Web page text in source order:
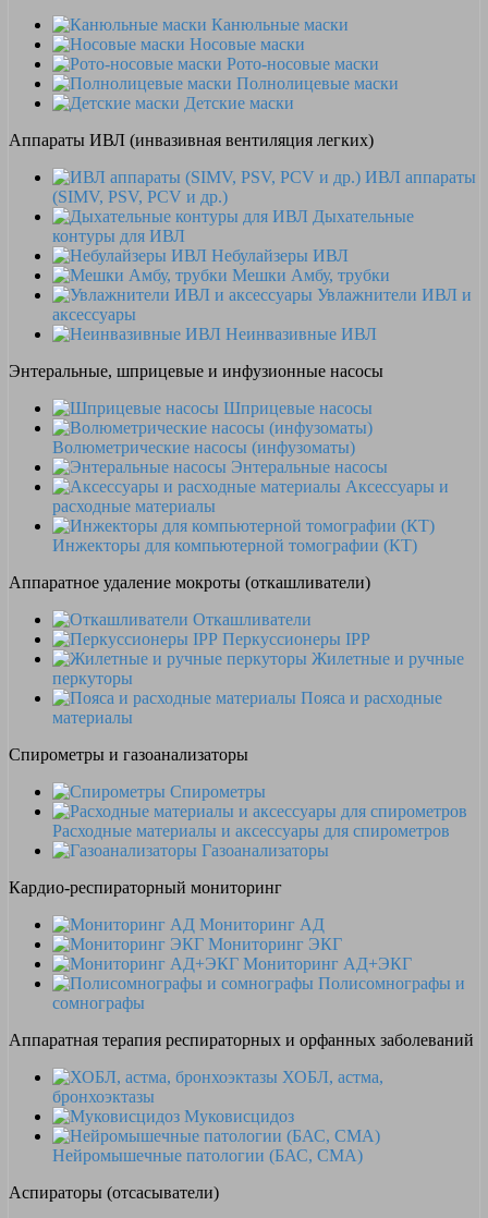
Канюльные маски
Носовые маски
Рото-носовые маски
Полнолицевые маски
Детские маски
Аппараты ИВЛ (инвазивная вентиляция легких)
ИВЛ аппараты
(SIMV, PSV, PCV и др.)
Дыхательные
контуры для ИВЛ
Небулайзеры ИВЛ
Мешки Амбу, трубки
Увлажнители ИВЛ и
аксессуары
Неинвазивные ИВЛ
Энтеральные, шприцевые и инфузионные насосы
Шприцевые насосы
Волюметрические насосы (инфузоматы)
Энтеральные насосы
Аксессуары и
расходные материалы
Инжекторы для компьютерной томографии (КТ)
Аппаратное удаление мокроты (откашливатели)
Откашливатели
Перкуссионеры IPP
Жилетные и ручные
перкуторы
Пояса и расходные
материалы
Спирометры и газоанализаторы
Спирометры
Расходные материалы и аксессуары для спирометров
Газоанализаторы
Кардио-респираторный мониторинг
Мониторинг АД
Мониторинг ЭКГ
Мониторинг АД+ЭКГ
Полисомнографы и
сомнографы
Аппаратная терапия респираторных и орфанных заболеваний
ХОБЛ, астма,
бронхоэктазы
Муковисцидоз
Нейромышечные патологии (БАС, СМА)
Аспираторы (отсасыватели)